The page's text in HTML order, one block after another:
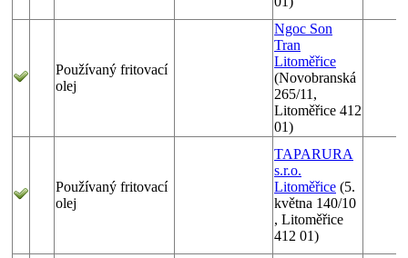
Používaný fritovací
olej
Ngoc Son
Tran
Litoměřice
(Novobranská
265/11,
Litoměřice 412
01)
Používaný fritovací
olej
TAPARURA
s.r.o.
Litoměřice (5.
května 140/10
, Litoměřice
412 01)